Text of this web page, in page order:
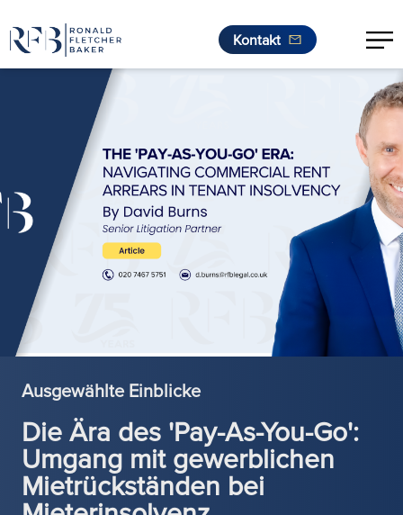
Zum Inhalt springen
Kontakt
Ausgewählte Einblicke
Die Ära des 'Pay-As-You-Go':
Umgang mit gewerblichen
Mietrückständen bei